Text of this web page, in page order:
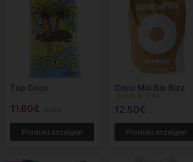
Top Coco
11.60€
Produkt anzeigen
Coco Mix Bio Bizz
(1)
12.50€
Produkt anzeigen